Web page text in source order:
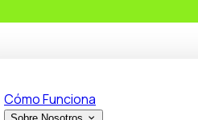
Cómo Funciona